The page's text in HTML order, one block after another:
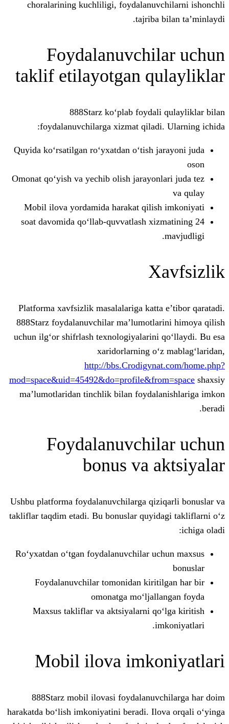
choralarining kuchliligi,
tajriba
taklif etilayotgan
888Starz ko‘plab
foydalanuvchilarga xizmat
Quyida ko‘rsatilgan ro‘yxatdan o‘tish
Omonat qo‘yish va yechib olish
Mobil ilova yordamida harakat
24 soat davomida qo‘llab-quvvatlash
Platforma xavfsizlik masalalariga
888Starz foydalanuvchilar
uchun ilg‘or shifrlash texnologiyalarini
xaridorlarning
http://
ma’lumotlaridan tinchlik bilan
bonus va
Ushbu platforma foydalanuvchilarga
takliflar taqdim etadi. Bu bonuslar
Ro‘yxatdan o‘tgan foydalanuvchilar
Foydalanuvchilar tomonidan
omonatga
Maxsus takliflar va aktsiyalarni
Mobil ilova
888Starz mobil ilovasi
harakatda bo‘lish imkoniyatini beradi.